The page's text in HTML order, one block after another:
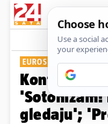
EUROSONG: SVIĐA LI
'Sotonizam!
gledaju';